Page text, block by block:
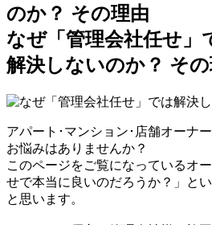
なぜ「管理会社任せ」
解決しないのか？ そ
アパート･マンション･店舗オーナ
お悩みはありませんか？
このページをご覧になっているオ
せで本当に良いのだろうか？」と
と思います。